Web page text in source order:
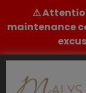
⚠
maintenance